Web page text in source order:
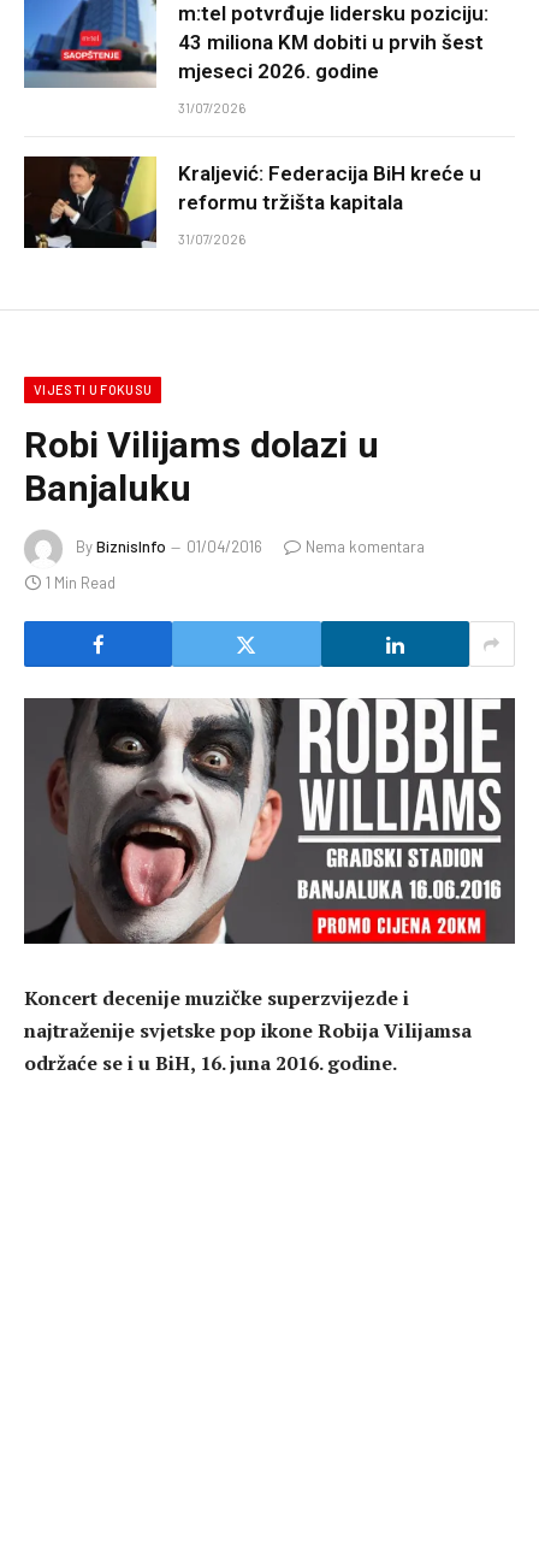
m:tel potvrđuje lidersku poziciju:
43 miliona KM dobiti u prvih šest
mjeseci 2026. godine
31/07/2026
Kraljević: Federacija BiH kreće u
reformu tržišta kapitala
31/07/2026
VIJESTI U FOKUSU
Robi Vilijams dolazi u
Banjaluku
ByBiznisInfo 01/04/2016
Nema komentara
1 Min Read
Koncert decenije muzičke superzvijezde i
najtraženije svjetske pop ikone Robija Vilijamsa
održaće se i u BiH, 16. juna 2016. godine.